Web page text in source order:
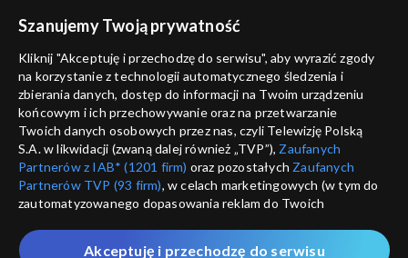
ANULUJ
informacje o dostawcy usług
Szanujemy Twoją prywatność
Kliknij "Akceptuję i przechodzę do serwisu", aby wyrazić zgody
na korzystanie z technologii automatycznego śledzenia i
zbierania danych, dostęp do informacji na Twoim urządzeniu
końcowym i ich przechowywanie oraz na przetwarzanie
Twoich danych osobowych przez nas, czyli Telewizję Polską
S.A. w likwidacji (zwaną dalej również „TVP”), Zaufanych
Partnerów z IAB* (1201 firm) oraz pozostałych Zaufanych
Partnerów TVP (93 firm), w celach marketingowych (w tym do
zautomatyzowanego dopasowania reklam do Twoich
które wskazujemy poniżej, a także zgody na udostępnianie
Akceptuję i przechodzę do serwisu